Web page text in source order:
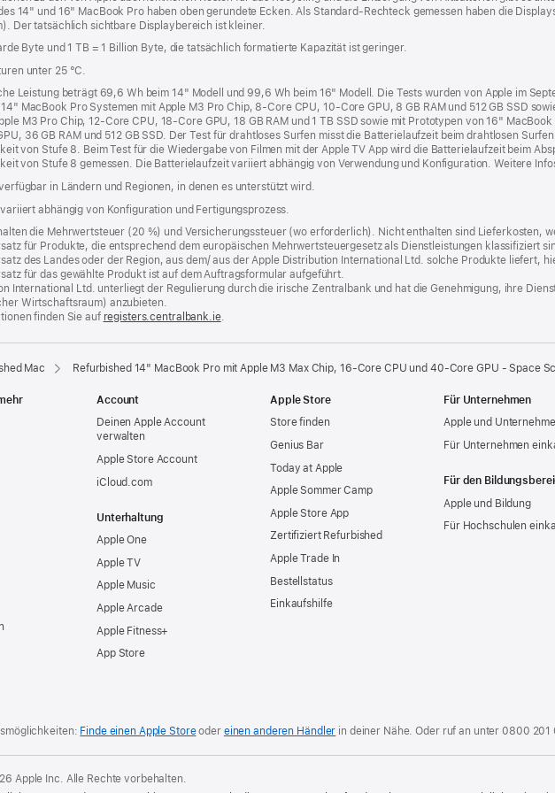
14" und 16" MacBook Pro haben oben gerundete Ecken. Als Standard-Rechteck gemessen haben die
Der tatsächlich sichtbare Displaybereich ist kleiner.
Byte und 1 TB = 1 Billion Byte, die tatsächlich formatierte Kapazität ist geringer.
unter 25 °C.
Leistung beträgt 69,6 Wh beim 14" Modell und 99,6 Wh beim 16" Modell. Die Tests wurden von Apple im
MacBook Pro Systemen mit Apple M3 Pro Chip, 8‑Core CPU, 10‑Core GPU, 8 GB RAM und 512 GB SSD
M3 Pro Chip, 12‑Core CPU, 18‑Core GPU, 18 GB RAM und 1 TB SSD sowie mit Prototypen von 16"
36 GB RAM und 512 GB SSD. Der Test für drahtloses Surfen misst die Batterielaufzeit beim drahtlosen
von Stufe 8. Beim Test für die Wiedergabe von Filmen mit der Apple TV App wird die Batterielaufzeit beim
von Stufe 8 gemessen. Die Batterielaufzeit variiert abhängig von Verwendung und Konfiguration. Weitere
in Ländern und Regionen, in denen es unterstützt wird.
abhängig von Konfiguration und Fertigungsprozess.
die Mehrwertsteuer (20 %) und Versicherungssteuer (wo erforderlich). Nicht enthalten sind Lieferkosten,
für Produkte, die entsprechend dem europäischen Mehrwertsteuergesetz als Dienstleistungen klassifiziert
des Landes oder der Region, aus dem/ aus der Apple Distribution International Ltd. solche Produkte liefert,
für das gewählte Produkt ist auf dem Auftragsformular aufgeführt.
International Ltd. unterliegt der Regulierung durch die irische Zentralbank und hat die Genehmigung, ihre
Wirtschaftsraum) anzubieten.
finden Sie auf registers.centralbank.ie(Öffnet
neues
.
Mac Refurbished 14" MacBook Pro mit Apple M3 Max Chip, 16‑Core CPU und 40‑Core GPU - Space
Account
Deinen Apple Account
verwalten
Apple Store Account
iCloud.com
Unterhaltung
Apple One
Apple TV
Apple Music
Apple Arcade
Apple Fitness+
App Store
Apple Store
Store finden
Genius Bar
Today at Apple
Apple Sommer Camp
Apple Store App
Zertifiziert Refurbished
Apple Trade In
Bestellstatus
Einkaufshilfe
Für Unternehmen
Apple und
Für Unternehmen
Für den
Apple und Bildung
Für Hochschulen
Finde einen Apple Storeoder einen anderen Händler in deiner Nähe. Oder ruf an unter0800 201
Apple Inc. Alle Rechte vorbehalten.